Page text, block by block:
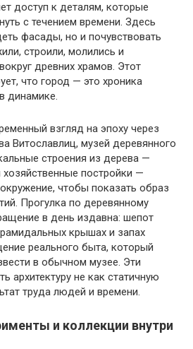
доступ к деталям, которые
с течением времени. Здесь
фасады, но и почувствовать
строили, молились и
древних храмов. Этот
что город — это хроника
динамике.
взгляд на эпоху через
Витославлиц, музей деревянного
строения из дерева —
постройки —
чтобы показать образ
Прогулка по деревянному
в день издавна: шепот
крышах и запах
реального быта, который
в обычном музее. Эти
архитектуру не как статичную
труда людей и времени.
и коллекции внутри